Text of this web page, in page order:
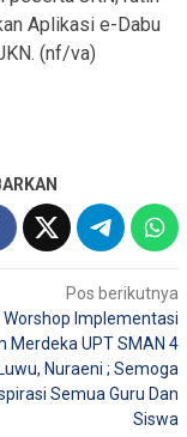
Aplikasi e-Dabu
(nf/va)
Pos berikutnya
Worshop Implementasi
Merdeka UPT SMAN 4
Luwu, Nuraeni ; Semoga
Semua Guru Dan
Siswa